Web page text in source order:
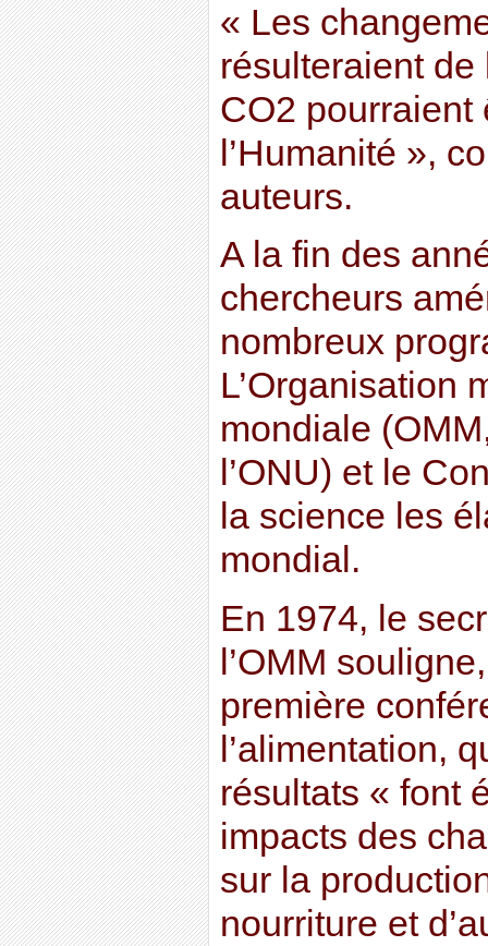
« Les
résulteraient de
CO2 pourraient
l’Humanité »,
auteurs.
A la fin des
chercheurs
nombreux
L’Organisation
mondiale
l’ONU) et le
la science les
mondial.
En 1974, le
l’OMM
première
l’alimentation,
résultats « font
impacts des
sur la
nourriture et